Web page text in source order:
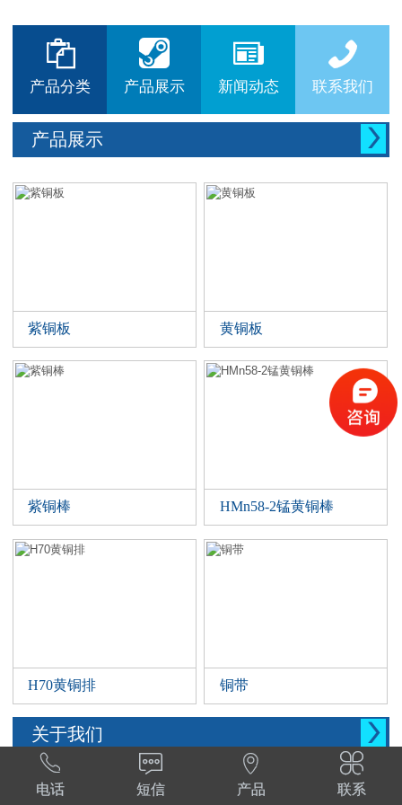



产品分类

产品展示

新闻动态

联系我们
产品展示 
紫铜板 黄铜板
紫铜棒 HMn58-2锰黄铜棒
H70黄铜排 铜带
关于我们 
西安晨腾物资有限公司 常年销售铜管，铜棒。
铜棒，铜排等。材质:T1,T2,T3,TP2,Tu1,TU2,

电话

短信

产品

联系